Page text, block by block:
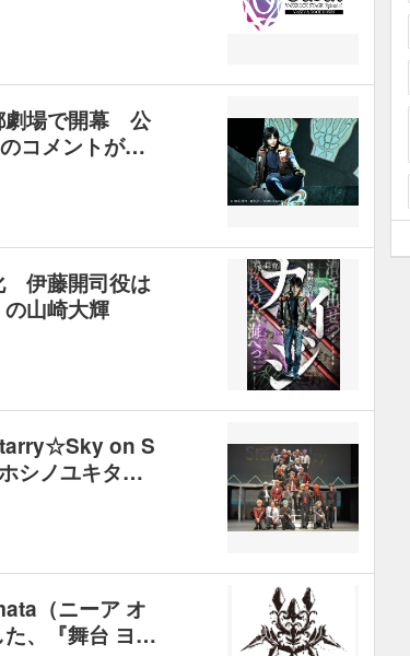
劇場で開幕 公
コメントが…
伊藤開司役は
の山崎大輝
on S
シノユキタ…
（ニーア オ
た、『舞台 ヨ…